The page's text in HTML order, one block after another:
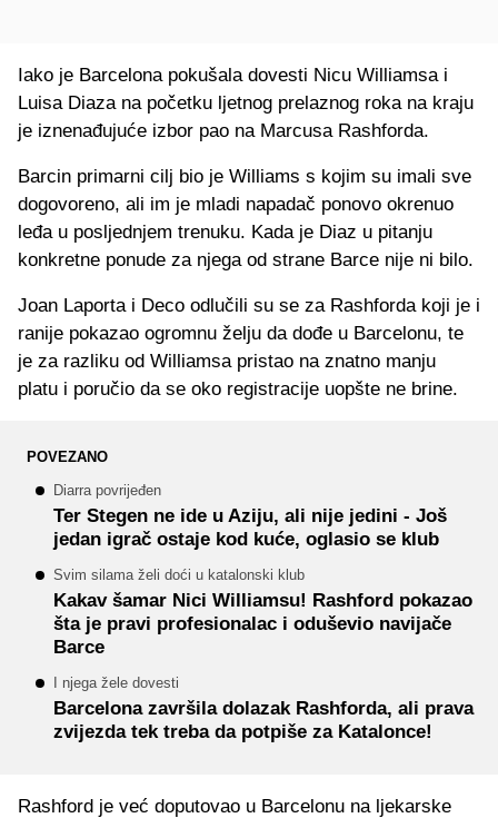
Iako je Barcelona pokušala dovesti Nicu Williamsa i
Luisa Diaza na početku ljetnog prelaznog roka na kraju
je iznenađujuće izbor pao na Marcusa Rashforda.
Barcin primarni cilj bio je Williams s kojim su imali sve
dogovoreno, ali im je mladi napadač ponovo okrenuo
leđa u posljednjem trenuku. Kada je Diaz u pitanju
konkretne ponude za njega od strane Barce nije ni bilo.
Joan Laporta i Deco odlučili su se za Rashforda koji je i
ranije pokazao ogromnu želju da dođe u Barcelonu, te
je za razliku od Williamsa pristao na znatno manju
platu i poručio da se oko registracije uopšte ne brine.
POVEZANO
Diarra povrijeđen
Ter Stegen ne ide u Aziju, ali nije jedini - Još
jedan igrač ostaje kod kuće, oglasio se klub
Svim silama želi doći u katalonski klub
Kakav šamar Nici Williamsu! Rashford pokazao
šta je pravi profesionalac i oduševio navijače
Barce
I njega žele dovesti
Barcelona završila dolazak Rashforda, ali prava
zvijezda tek treba da potpiše za Katalonce!
Rashford je već doputovao u Barcelonu na ljekarske